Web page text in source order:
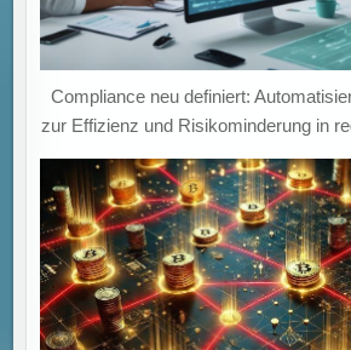
Compliance neu definiert:
zur Effizienz und Risikominderung in